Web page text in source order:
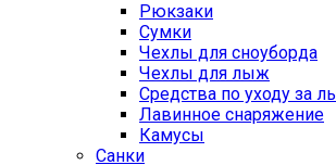
Рюкзаки
Сумки
Чехлы для сноуборда
Чехлы для лыж
Средства по уходу за
Лавинное снаряжение
Камусы
Санки